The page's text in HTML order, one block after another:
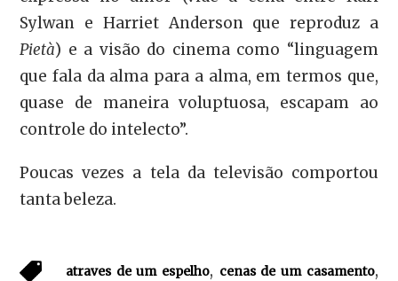
Sylwan e Harriet Anderson que reproduz a
Pietà) e a visão do cinema como “linguagem
que fala da alma para a alma, em termos que,
quase de maneira voluptuosa, escapam ao
controle do intelecto”.
Poucas vezes a tela da televisão comportou
tanta beleza.
atraves de um espelho, cenas de um casamento,